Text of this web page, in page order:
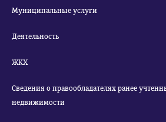
Муниципальные услуги
Деятельность
ЖКХ
Сведения о правообладателях ранее
недвижимости